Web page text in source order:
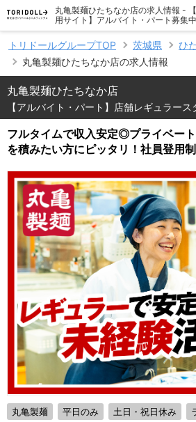
丸亀製麺ひたちなか店の求人情報 -
用サイト】アルバイト・パート募集中
トリドールグループTOP 茨城県
ひ
丸亀製麺ひたちなか店の求人情報
丸亀製麺ひたちなか店
【アルバイト・パート】店舗レギュラー
フルタイムで収入安定◎プライベー
を積みたい方にピッタリ！社員登用
丸亀製麺 平日のみ 土日・祝日休み